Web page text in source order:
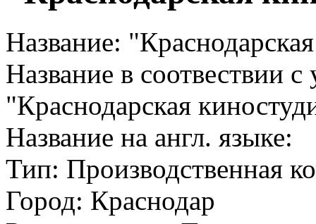
Название:
Название в соотвествии
"Краснодарская
Название на англ. языке:
Тип: Производственная
Город: Краснодар